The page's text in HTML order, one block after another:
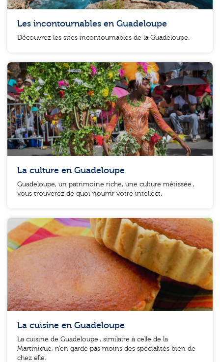
Les incontournables en Guadeloupe
Découvrez les sites incontournables de la Guadeloupe.
La culture en Guadeloupe
Guadeloupe, un patrimoine riche, une culture métissée ,
vous trouverez de quoi nourrir votre intellect.
La cuisine en Guadeloupe
La cuisine de Guadeloupe , similaire à celle de la
Martinique, n’en garde pas moins des spécialités bien de
chez elle.